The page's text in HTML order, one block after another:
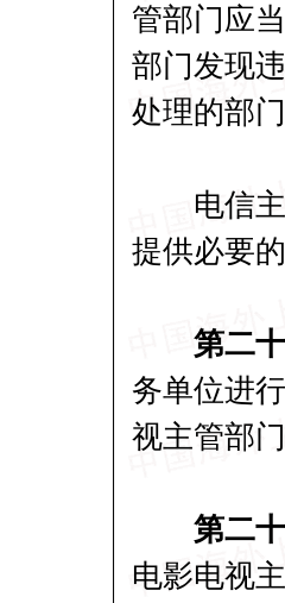
管部门应
部门发现
处理的部门
电信主
提供必要
第二十
务单位进
视主管部
第二十
电影电视